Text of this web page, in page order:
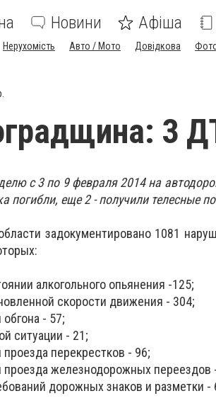
Новини Афіша
Нерухомість Авто / Мото Довідкова
3
с 3 по 9 февраля 2014 на
погибли, еще 2 - получили телесные
задокументировано 1081
алкогольного опьянения -125;
скорости движения - 304;
- 57;
ситуации - 21;
перекрестков - 96;
проезда железнодорожных переездов
дорожных знаков и разметки -